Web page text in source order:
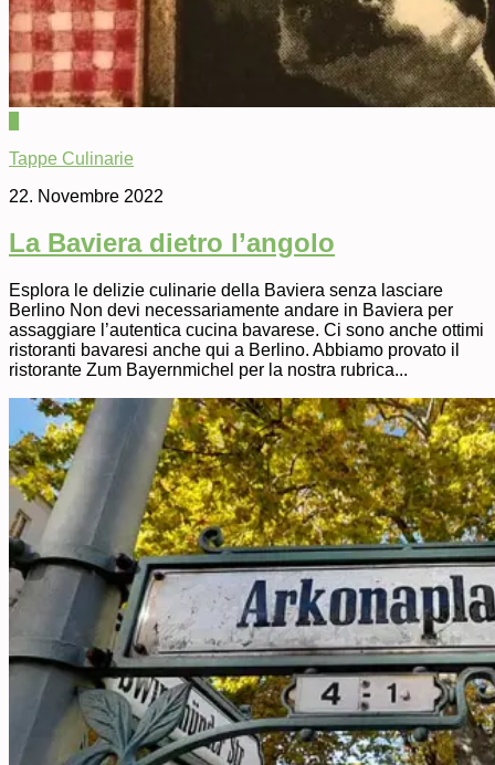
Tappe Culinarie
22. Novembre 2022
La Baviera dietro l’angolo
Esplora le delizie culinarie della Baviera senza lasciare
Berlino Non devi necessariamente andare in Baviera per
assaggiare l’autentica cucina bavarese. Ci sono anche ottimi
ristoranti bavaresi anche qui a Berlino. Abbiamo provato il
ristorante Zum Bayernmichel per la nostra rubrica...